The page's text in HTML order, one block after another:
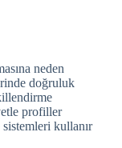
neden
doğruluk
profiller
kullanır